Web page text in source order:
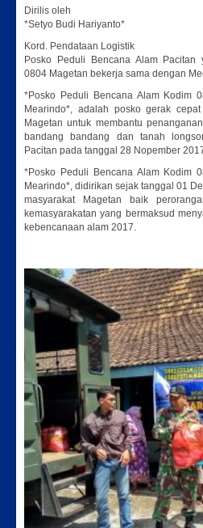
Dirilis oleh
*Setyo Budi Hariyanto*
Kord. Pendataan Logistik
Posko Peduli Bencana Alam Pacitan
0804 Magetan bekerja sama dengan
*Posko Peduli Bencana Alam Kodim
Mearindo*, adalah posko gerak
Magetan untuk membantu
bandang bandang dan tanah
Pacitan pada tanggal 28 Nopember
*Posko Peduli Bencana Alam Kodim
Mearindo*, didirikan sejak tanggal 01
masyarakat Magetan baik
kemasyarakatan yang bermaksud
kebencanaan alam 2017.